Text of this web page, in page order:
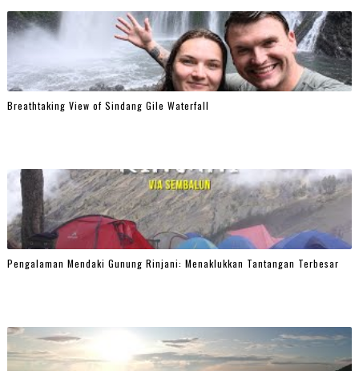
Breathtaking View of Sindang Gile Waterfall
Pengalaman Mendaki Gunung Rinjani: Menaklukkan Tantangan Terbesar